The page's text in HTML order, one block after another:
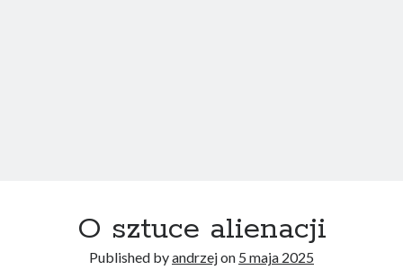
O sztuce alienacji
Published byandrzejon 5 maja 2025